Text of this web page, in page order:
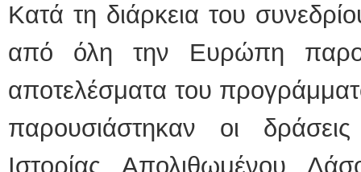
Κατά τη διάρκεια του
από όλη την Ευρώπη
αποτελέσματα του
παρουσιάστηκαν οι
Ιστορίας Απολιθωμένου